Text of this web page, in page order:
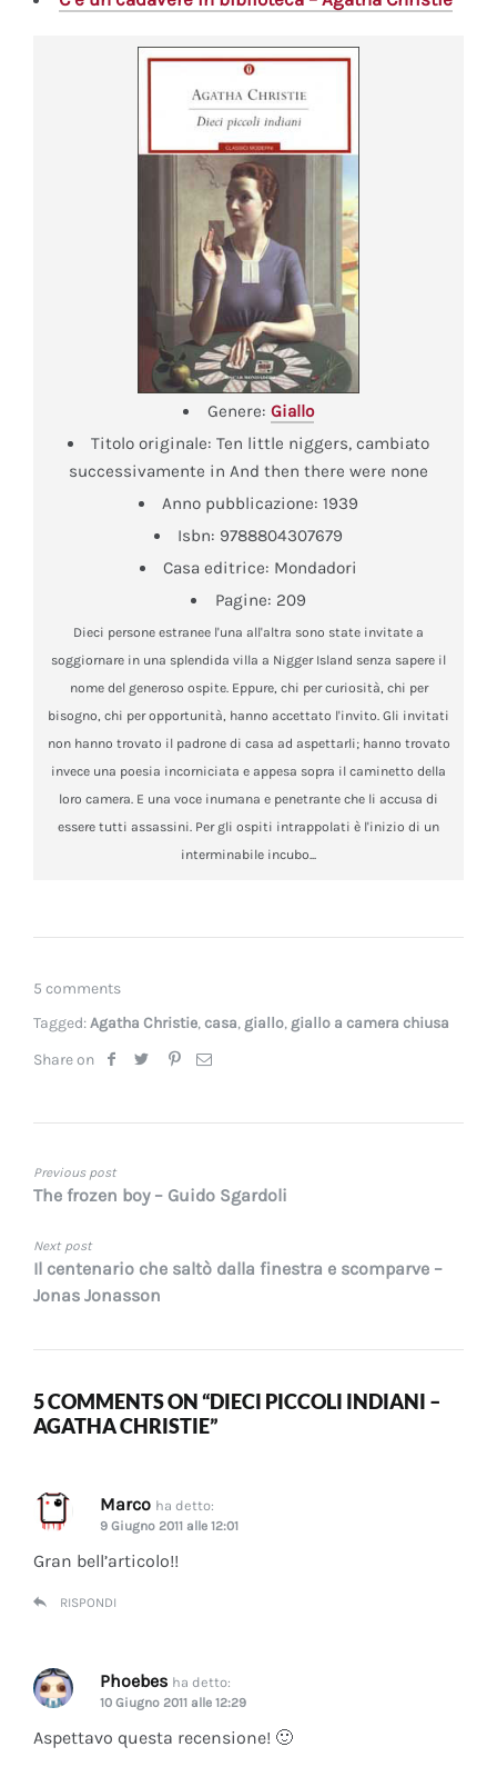
Genere: Giallo
Titolo originale: Ten little niggers, cambiato
successivamente in And then there were none
Anno pubblicazione: 1939
Isbn: 9788804307679
Casa editrice: Mondadori
Pagine: 209
Dieci persone estranee l'una all'altra sono state invitate a
soggiornare in una splendida villa a Nigger Island senza sapere il
nome del generoso ospite. Eppure, chi per curiosità, chi per
bisogno, chi per opportunità, hanno accettato l'invito. Gli invitati
non hanno trovato il padrone di casa ad aspettarli; hanno trovato
invece una poesia incorniciata e appesa sopra il caminetto della
loro camera. E una voce inumana e penetrante che li accusa di
essere tutti assassini. Per gli ospiti intrappolati è l'inizio di un
interminabile incubo...
5 comments
Tagged:Agatha Christie,casa, giallo, giallo a camera chiusa
Share on
Previous post
The frozen boy – Guido Sgardoli
Next post
Il centenario che saltò dalla finestra e scomparve –
Jonas Jonasson
5 COMMENTS ON “DIECI PICCOLI INDIANI –
AGATHA CHRISTIE”
Marco ha detto:
9 Giugno 2011 alle 12:01
Gran bell’articolo!!
RISPONDI
Phoebes ha detto:
10 Giugno 2011 alle 12:29
Aspettavo questa recensione! 🙂